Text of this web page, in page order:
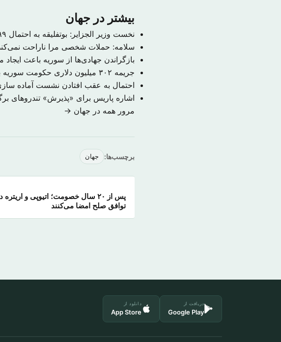
بیشتر در جهان
نخست وزیر الجزایر: بوتفلیقه به احتمال ۹۹ درصد نامزد ریاست جمهوری می شود
سلامه: حملات شخصی مرا ناراحت
بازگراندن جهادی‌ها از سوریه باعث
جریمه ۳۰۲ میلیون دلاری حکومت سوریه به دلیل قتل یک خبرنگار
احتمال به عقب افتادن نشست آماده
اشاره پاریس برای «پذیرش» تندروهای
مرور همه در جهان →
برچسب‌ها: جهان
پس از ۲۰ سال خصومت؛ اتیوپی و
توافق صلح امضا می‌کنند
دریافت از
Google Play
دانلود از
App Store